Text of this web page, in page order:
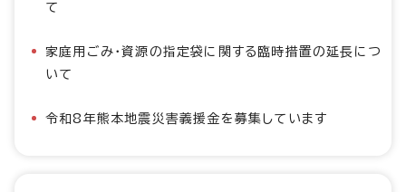
て
家庭用ごみ・資源の指定袋に関する臨時措置の延長につ
いて
令和8年熊本地震災害義援金を募集しています